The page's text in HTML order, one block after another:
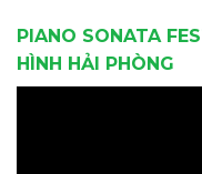
PIANO SONATA
HÌNH HẢI PHÒNG